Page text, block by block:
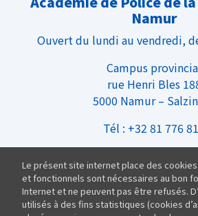
Namur
Ouvert du lundi au vendredi,
Campus
rue Henri Bles
5000 Namur –
Tél : +32 81 776
Nous rejoindre
Équipe
Le présent site internet place des
et fonctionnels sont nécessaires au bon
Internet et ne peuvent pas être refusés.
utilisés à des fins statistiques (cookies